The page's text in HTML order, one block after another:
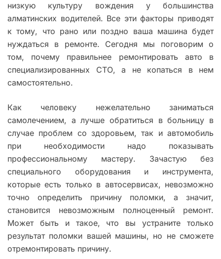
низкую культуру вождения у большинства
алматинских водителей. Все эти факторы приводят
к тому, что рано или поздно ваша машина будет
нуждаться в ремонте. Сегодня мы поговорим о
том, почему правильнее ремонтировать авто в
специализированных СТО, а не копаться в нем
самостоятельно.
Как человеку нежелательно заниматься
самолечением, а лучше обратиться в больницу в
случае проблем со здоровьем, так и автомобиль
при необходимости надо показывать
профессиональному мастеру. Зачастую без
специального оборудования и инструмента,
которые есть только в автосервисах, невозможно
точно определить причину поломки, а значит,
становится невозможным полноценный ремонт.
Может быть и такое, что вы устраните только
результат поломки вашей машины, но не сможете
отремонтировать причину.